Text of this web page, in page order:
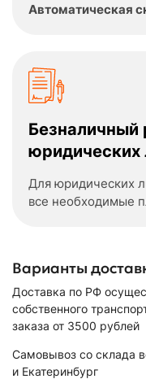
Автоматическая
Безналичный
юридических
Для юридических
все необходимые
Варианты
Доставка по РФ
собственного
заказа от 3500 рублей
Самовывоз со склада
и Екатеринбург